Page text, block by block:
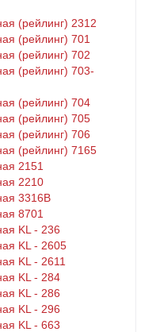
(рейлинг) 2312
(рейлинг) 701
(рейлинг) 702
(рейлинг) 703-
(рейлинг) 704
(рейлинг) 705
(рейлинг) 706
(рейлинг) 7165
2151
2210
3316B
8701
KL - 236
KL - 2605
KL - 2611
KL - 284
KL - 286
KL - 296
KL - 663